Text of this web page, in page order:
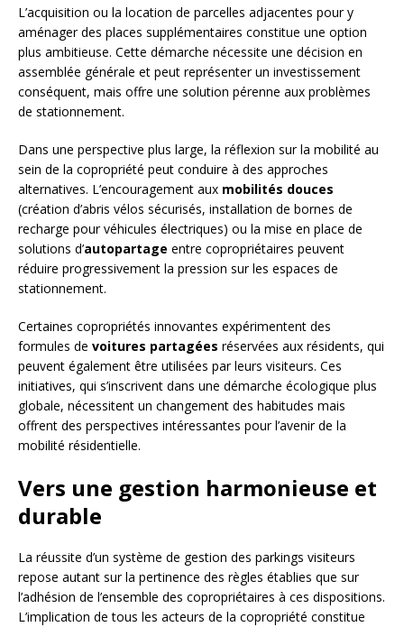
L’acquisition ou la location de parcelles adjacentes pour y
aménager des places supplémentaires constitue une option
plus ambitieuse. Cette démarche nécessite une décision en
assemblée générale et peut représenter un investissement
conséquent, mais offre une solution pérenne aux problèmes
de stationnement.
Dans une perspective plus large, la réflexion sur la mobilité au
sein de la copropriété peut conduire à des approches
alternatives. L’encouragement aux mobilités douces
(création d’abris vélos sécurisés, installation de bornes de
recharge pour véhicules électriques) ou la mise en place de
solutions d’autopartage entre copropriétaires peuvent
réduire progressivement la pression sur les espaces de
stationnement.
Certaines copropriétés innovantes expérimentent des
formules de voitures partagées réservées aux résidents, qui
peuvent également être utilisées par leurs visiteurs. Ces
initiatives, qui s’inscrivent dans une démarche écologique plus
globale, nécessitent un changement des habitudes mais
offrent des perspectives intéressantes pour l’avenir de la
mobilité résidentielle.
Vers une gestion harmonieuse et
durable
La réussite d’un système de gestion des parkings visiteurs
repose autant sur la pertinence des règles établies que sur
l’adhésion de l’ensemble des copropriétaires à ces dispositions.
L’implication de tous les acteurs de la copropriété constitue